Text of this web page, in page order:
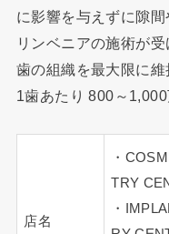
に影響を与えずに隙
リンベニアの施術が
歯の組織を最大限に
1歯あたり 800～1,000
店名
・
TRY
・